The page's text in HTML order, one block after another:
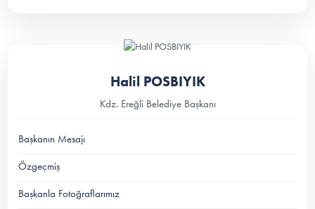
Halil POSBIYIK
Kdz. Ereğli Belediye Başkanı
Başkanın Mesajı
Özgeçmiş
Başkanla Fotoğraflarımız